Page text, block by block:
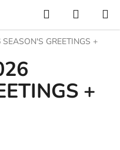
Hľadať
KOŠÍK
GREETINGS +
+